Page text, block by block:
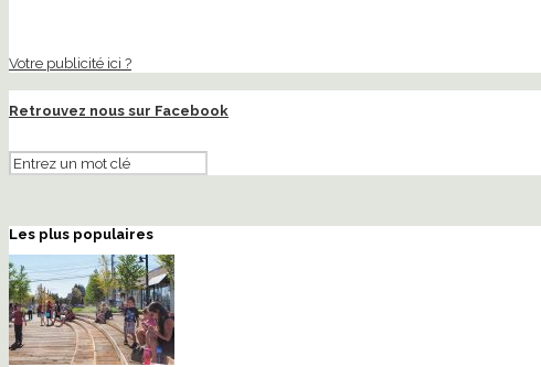
Votre publicité ici ?
Retrouvez nous sur Facebook
Les plus populaires